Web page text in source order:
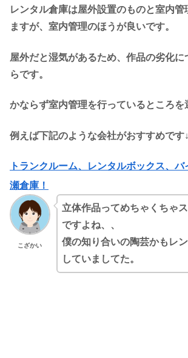
レンタル倉庫は屋外設置のものと室内管
ますが、室内管理のほうが良いです。
屋外だと湿気があるため、作品の劣化に
らです。
かならず室内管理を行っているところを
例えば下記のような会社がおすすめです↓
トランクルーム、レンタルボックス、
瀬倉庫！
こざかい
立体作品ってめちゃくちゃ
ですよね、、
僕の知り合いの陶芸かもレ
していましてた。